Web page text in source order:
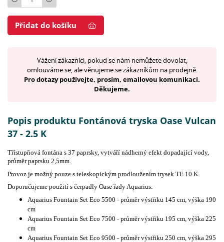
Přidat do košíku
Vážení zákazníci, pokud se nám nemůžete dovolat,
omlouváme se, ale věnujeme se zákazníkům na prodejně.
Pro dotazy používejte, prosím, emailovou komunikaci.
Děkujeme.
Popis produktu Fontánová tryska Oase Vulcan
37 - 2.5 K
Třístupňová fontána s 37 paprsky, vytváří nádherný efekt dopadající vody,
průměr paprsku 2,5mm.
Provoz je možný pouze s teleskopickým prodloužením trysek TE 10 K.
Doporučujeme použití s čerpadly Oase řady Aquarius:
Aquarius Fountain Set Eco 5500 - průměr výstřiku 145 cm, výška 190
cm
Aquarius Fountain Set Eco 7500 - průměr výstřiku 195 cm, výška 225
cm
Aquarius Fountain Set Eco 9500 - průměr výstřiku 250 cm, výška 295